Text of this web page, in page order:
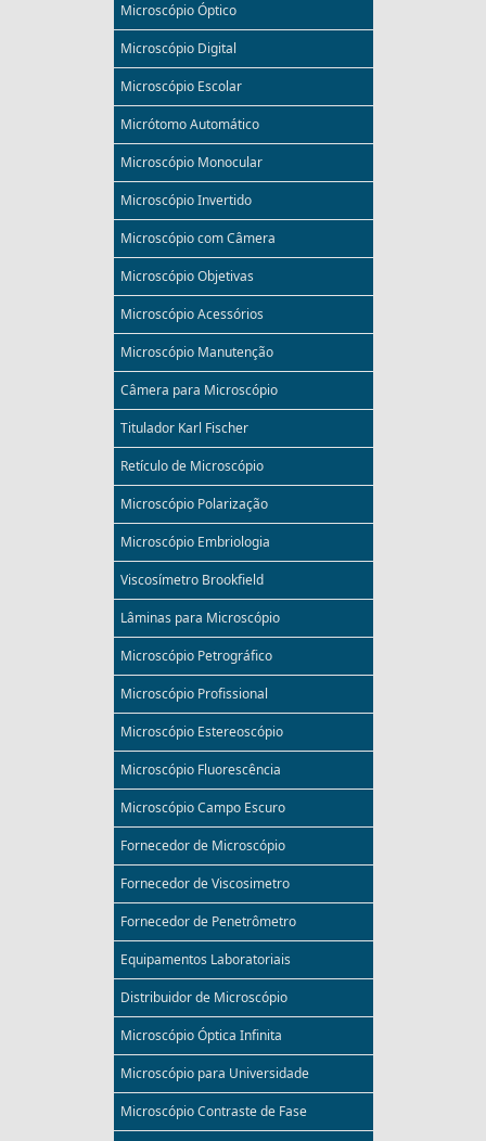
Microscópio Óptico
Microscópio Digital
Microscópio Escolar
Micrótomo Automático
Microscópio Monocular
Microscópio Invertido
Microscópio com Câmera
Microscópio Objetivas
Microscópio Acessórios
Microscópio Manutenção
Câmera para Microscópio
Titulador Karl Fischer
Retículo de Microscópio
Microscópio Polarização
Microscópio Embriologia
Viscosímetro Brookfield
Lâminas para Microscópio
Microscópio Petrográfico
Microscópio Profissional
Microscópio Estereoscópio
Microscópio Fluorescência
Microscópio Campo Escuro
Fornecedor de Microscópio
Fornecedor de Viscosimetro
Fornecedor de Penetrômetro
Equipamentos Laboratoriais
Distribuidor de Microscópio
Microscópio Óptica Infinita
Microscópio para Universidade
Microscópio Contraste de Fase